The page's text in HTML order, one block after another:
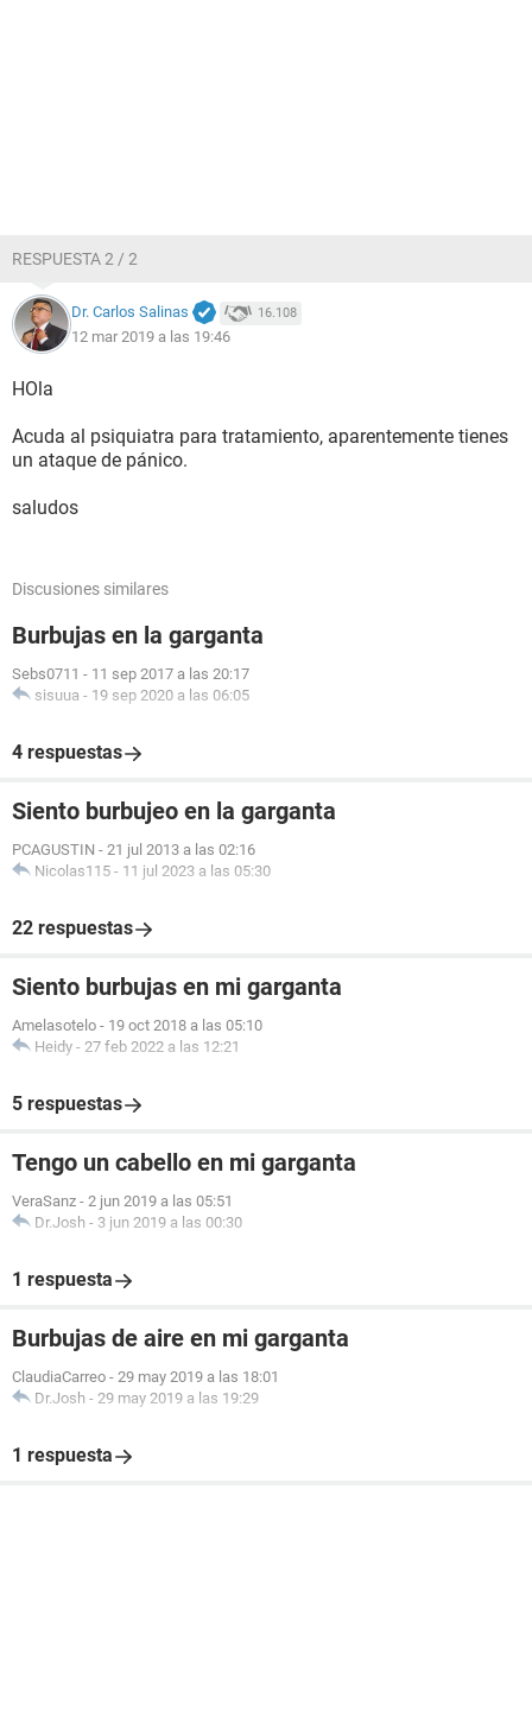
RESPUESTA 2 / 2
Dr. Carlos Salinas 16.108
12 mar 2019 a las 19:46
HOla
Acuda al psiquiatra para tratamiento, aparentemente tienes
un ataque de pánico.
saludos
Discusiones similares
Burbujas en la garganta
Sebs0711 - 11 sep 2017 a las 20:17
sisuua - 19 sep 2020 a las 06:05
4 respuestas
Siento burbujeo en la garganta
PCAGUSTIN - 21 jul 2013 a las 02:16
Nicolas115 - 11 jul 2023 a las 05:30
22 respuestas
Siento burbujas en mi garganta
Amelasotelo - 19 oct 2018 a las 05:10
Heidy - 27 feb 2022 a las 12:21
5 respuestas
Tengo un cabello en mi garganta
VeraSanz - 2 jun 2019 a las 05:51
Dr.Josh - 3 jun 2019 a las 00:30
1 respuesta
Burbujas de aire en mi garganta
ClaudiaCarreo - 29 may 2019 a las 18:01
Dr.Josh - 29 may 2019 a las 19:29
1 respuesta